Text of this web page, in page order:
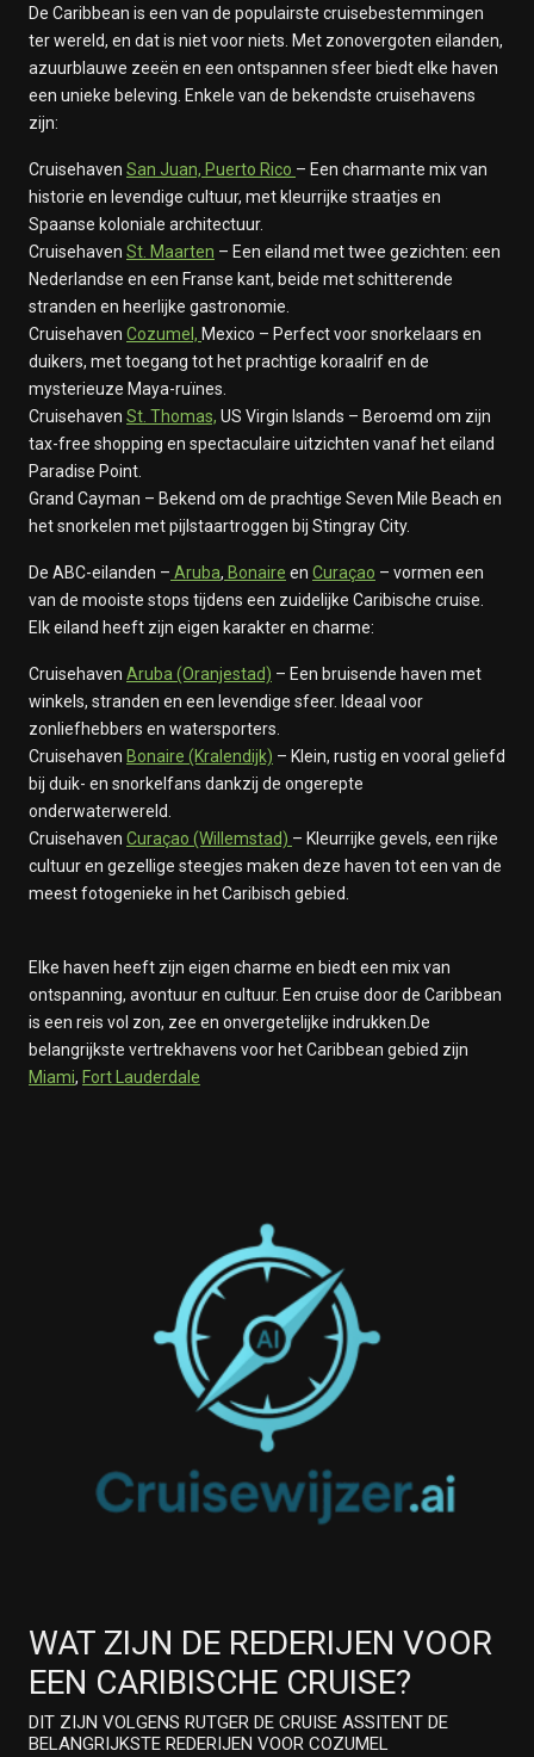
De Caribbean is een van de populairste cruisebestemmingen
ter wereld, en dat is niet voor niets. Met zonovergoten eilanden,
azuurblauwe zeeën en een ontspannen sfeer biedt elke haven
een unieke beleving. Enkele van de bekendste cruisehavens
zijn:
Cruisehaven San Juan, Puerto Rico – Een charmante mix van
historie en levendige cultuur, met kleurrijke straatjes en
Spaanse koloniale architectuur.
Cruisehaven St. Maarten – Een eiland met twee gezichten: een
Nederlandse en een Franse kant, beide met schitterende
stranden en heerlijke gastronomie.
Cruisehaven Cozumel, Mexico – Perfect voor snorkelaars en
duikers, met toegang tot het prachtige koraalrif en de
mysterieuze Maya-ruïnes.
Cruisehaven St. Thomas, US Virgin Islands – Beroemd om zijn
tax-free shopping en spectaculaire uitzichten vanaf het eiland
Paradise Point.
Grand Cayman – Bekend om de prachtige Seven Mile Beach en
het snorkelen met pijlstaartroggen bij Stingray City.
De ABC-eilanden – Aruba, Bonaire en Curaçao – vormen een
van de mooiste stops tijdens een zuidelijke Caribische cruise.
Elk eiland heeft zijn eigen karakter en charme:
Cruisehaven Aruba (Oranjestad) – Een bruisende haven met
winkels, stranden en een levendige sfeer. Ideaal voor
zonliefhebbers en watersporters.
Cruisehaven Bonaire (Kralendijk) – Klein, rustig en vooral geliefd
bij duik- en snorkelfans dankzij de ongerepte
onderwaterwereld.
Cruisehaven Curaçao (Willemstad) – Kleurrijke gevels, een rijke
cultuur en gezellige steegjes maken deze haven tot een van de
meest fotogenieke in het Caribisch gebied.
Elke haven heeft zijn eigen charme en biedt een mix van
ontspanning, avontuur en cultuur. Een cruise door de Caribbean
is een reis vol zon, zee en onvergetelijke indrukken.De
belangrijkste vertrekhavens voor het Caribbean gebied zijn
Miami, Fort Lauderdale
WAT ZIJN DE REDERIJEN VOOR
EEN CARIBISCHE CRUISE?
DIT ZIJN VOLGENS RUTGER DE CRUISE ASSITENT DE
BELANGRIJKSTE REDERIJEN VOOR COZUMEL